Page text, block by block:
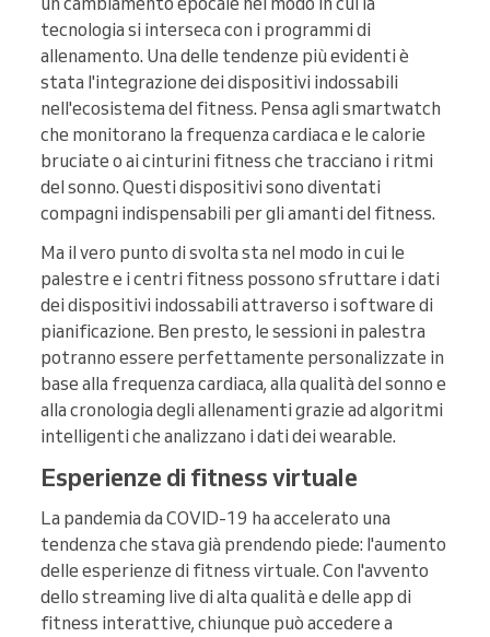
tecnologia si interseca con i programmi di
allenamento. Una delle tendenze più evidenti è
stata l'integrazione dei dispositivi indossabili
nell'ecosistema del fitness. Pensa agli smartwatch
che monitorano la frequenza cardiaca e le calorie
bruciate o ai cinturini fitness che tracciano i ritmi
del sonno. Questi dispositivi sono diventati
compagni indispensabili per gli amanti del fitness.
Ma il vero punto di svolta sta nel modo in cui le
palestre e i centri fitness possono sfruttare i dati
dei dispositivi indossabili attraverso i software di
pianificazione. Ben presto, le sessioni in palestra
potranno essere perfettamente personalizzate in
base alla frequenza cardiaca, alla qualità del sonno e
alla cronologia degli allenamenti grazie ad algoritmi
intelligenti che analizzano i dati dei wearable.
Esperienze di fitness virtuale
La pandemia da COVID-19 ha accelerato una
tendenza che stava già prendendo piede: l'aumento
delle esperienze di fitness virtuale. Con l'avvento
dello streaming live di alta qualità e delle app di
fitness interattive, chiunque può accedere a